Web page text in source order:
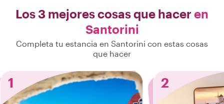
Los 3 mejores cosas que hacer en
Santorini
Completa tu estancia en Santorini con estas cosas
que hacer
1 2